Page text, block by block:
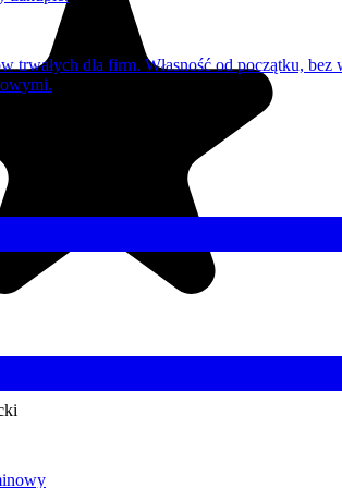
trwałych dla firm. Własność od początku, bez